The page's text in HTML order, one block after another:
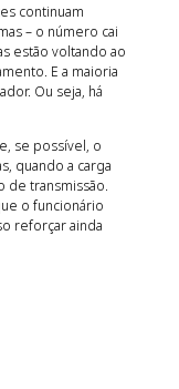
continuam
– o número cai
estão voltando ao
E a maioria
Ou seja, há
se possível, o
quando a carga
de transmissão.
o funcionário
reforçar ainda